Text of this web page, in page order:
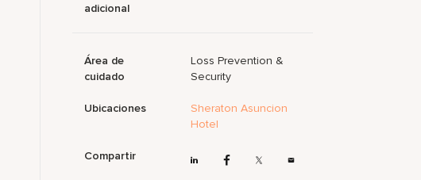
adicional
Área de
cuidado
Loss Prevention &
Security
Ubicaciones
Sheraton Asuncion
Hotel
Compartir